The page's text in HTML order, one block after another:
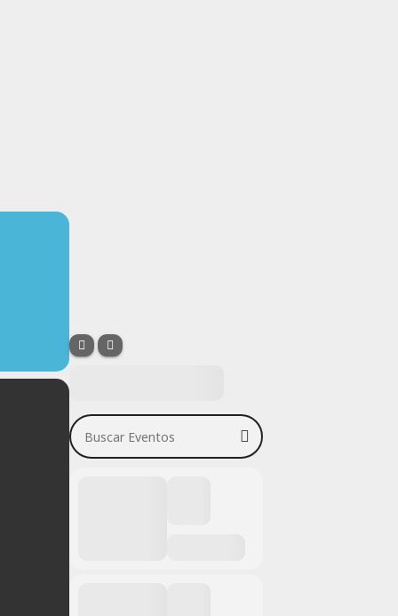
Buscar Eventos